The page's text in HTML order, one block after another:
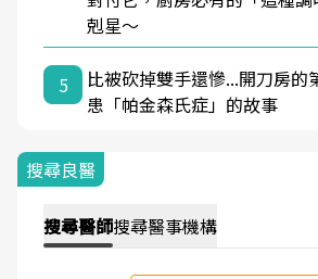
剋星～
5
比被砍掉雙手還慘...開刀房的
患「帕金森氏症」的故事
搜尋良醫
搜尋醫師搜尋醫事機構